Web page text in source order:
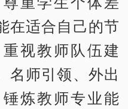
在适合自己的节
视教师队伍建
名师引领、外出
炼教师专业能